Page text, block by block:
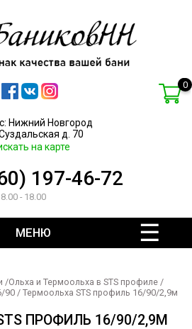
Нижний Новгород
д. 70
на карте
197-46-72
- 18.00
0
МЕНЮ
/Ольха и Термоольха в STS профиле /
90 / Термоольха STS профиль 16/90/2,9м
ПРОФИЛЬ 16/90/2,9М